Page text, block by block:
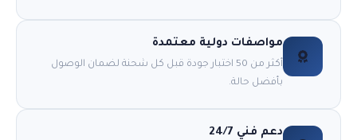
مواصفات دولية معتمدة
أكثر من 50 اختبار جودة قبل كل شحنة لضمان الوصول
بأفضل حالة.
دعم فني 24/7